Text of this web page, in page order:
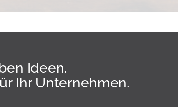
Ideen.
Ihr Unternehmen.